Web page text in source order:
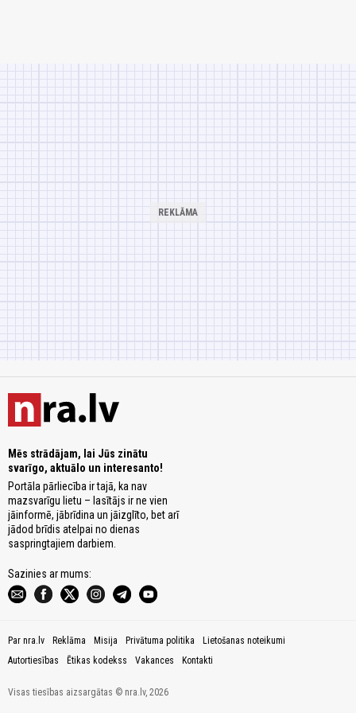
Mēs strādājam, lai Jūs zinātu
svarīgo, aktuālo un interesanto!
Portāla pārliecība ir tajā, ka nav
mazsvarīgu lietu – lasītājs ir ne vien
jāinformē, jābrīdina un jāizglīto, bet arī
jādod brīdis atelpai no dienas
saspringtajiem darbiem.
Sazinies ar mums:
Par nra.lv Reklāma Misija Privātuma politika
Lietošanas noteikumi
Autortiesības
Ētikas kodekss Vakances Kontakti
Visas tiesības aizsargātas © nra.lv, 2026